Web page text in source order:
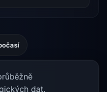
dat.